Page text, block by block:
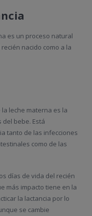
es un proceso natural
nacido como a la
leche materna es la
bebe. Está
tanto de las infecciones
como de las
días de vida del recién
más impacto tiene en la
la lactancia por lo
se cambie